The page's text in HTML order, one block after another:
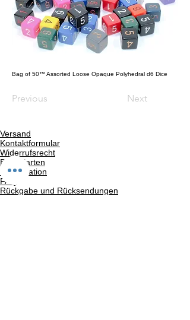
Bag of 50™ Assorted Loose Opaque Polyhedral d6 Dice
Previous Next
Versand
Kontaktformular
Widerrufsrecht
Bezahlarten
Reklamation
FAQ
Rückgabe und Rücksendungen